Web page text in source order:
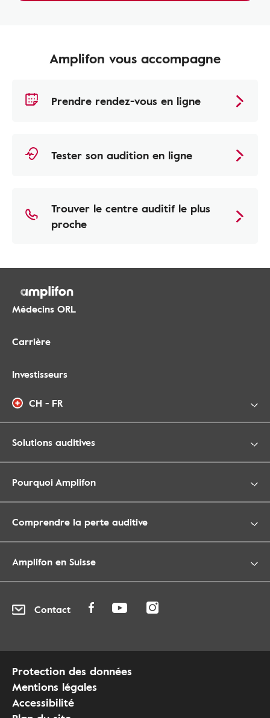
Amplifon vous accompagne
Prendre rendez-vous en ligne
Tester son audition en ligne
Trouver le centre auditif le plus
proche
Médecins ORL
Carrière
Investisseurs
CH - FR
Solutions auditives
Pourquoi Amplifon
Comprendre la perte auditive
Amplifon en Suisse
Contact
Protection des données
Mentions légales
Accessibilité